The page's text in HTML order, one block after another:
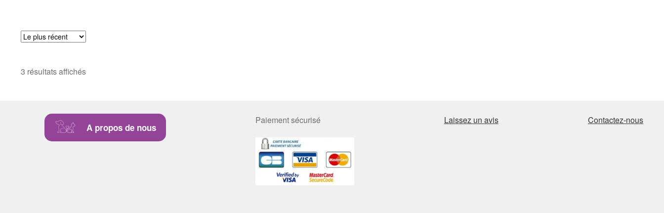
3 résultats affichés
A propos de nous
Paiement sécurisé Laissez un avis Contactez-nous